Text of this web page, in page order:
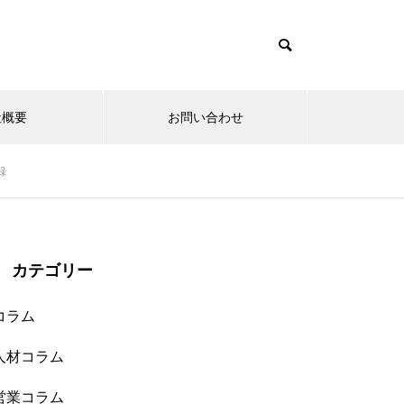
要 お問い合わせ
カテゴリー
ラム
材コラム
業コラム